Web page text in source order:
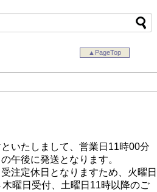
▲PageTop
いたしまして、営業日11時00分
午後に発送となります。
注定休日となりますため、火曜日
曜日受付、土曜日11時以降のご